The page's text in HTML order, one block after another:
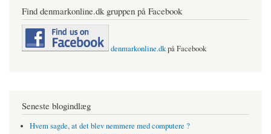
Find denmarkonline.dk gruppen på Facebook
denmarkonline.dkpå Facebook
Seneste blogindlæg
Hvem sagde, at det blev nemmere med computere ?